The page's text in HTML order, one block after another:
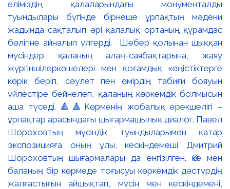
еліміздің қалаларындағы монументалды
туындылары бүгінде бірнеше ұрпақтың мәдени
жадында сақталып әрі қалалық ортаның құрамдас
бөлігіне айналып үлгерді. Шебер қолынан шыққан
мүсіндер қаланың алаң-саябақтарына, жаяу
жүргіншілеркөшелері мен қоғамдық кеңістіктерге
көрік беріп, сәулет пен өмірдің табиғи бояуын
үйлестіре бейнелеп, қаланың көркемдік болмысын
аша түседі. 🔺🔺Көрменің жобалық ерекшелігі –
ұрпақтар арасындағы шығармашылық диалог. Павел
Шороховтың мүсіндік туындыларымен қатар
экспозицияға оның ұлы, кескіндемеші Дмитрий
Шороховтың шығармалары да енгізілген. Әке мен
баланың бір көрмеде тоғысуы көркемдік дәстүрдің
жалғастығын айшықтап, мүсін мен кескіндемені,